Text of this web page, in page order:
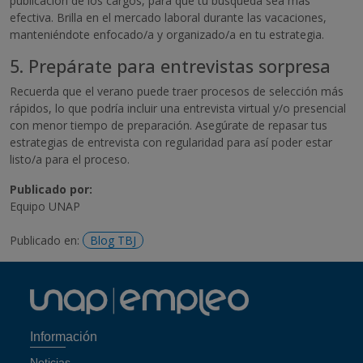
efectiva. Brilla en el mercado laboral durante las vacaciones,
manteniéndote enfocado/a y organizado/a en tu estrategia.
5. Prepárate para entrevistas sorpresa
Recuerda que el verano puede traer procesos de selección más
rápidos, lo que podría incluir una entrevista virtual y/o presencial
con menor tiempo de preparación. Asegúrate de repasar tus
estrategias de entrevista con regularidad para así poder estar
listo/a para el proceso.
Publicado por:
Equipo UNAP
Publicado en: Blog TBJ
Información